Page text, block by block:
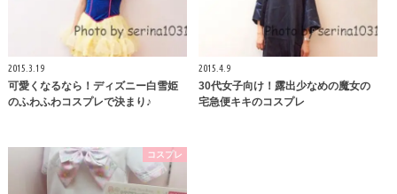
2015.3.19
可愛くなるなら！ディズニー白雪姫
のふわふわコスプレで決まり♪
2015.4.9
30代女子向け！露出少なめの魔女の
宅急便キキのコスプレ
コスプレ